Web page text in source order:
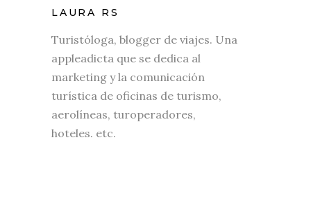
LAURA RS
Turistóloga, blogger de viajes. Una
appleadicta que se dedica al
marketing y la comunicación
turística de oficinas de turismo,
aerolíneas, turoperadores,
hoteles. etc.